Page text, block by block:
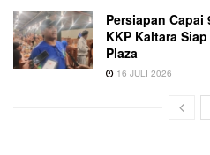
Persiapan Capai
KKP Kaltara
Plaza
16 JULI 2026